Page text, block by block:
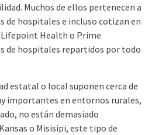
Muchos de ellos pertenecen a
de hospitales e incluso cotizan en
Lifepoint Health o Prime
de hospitales repartidos por todo
estatal o local suponen cerca de
importantes en entornos rurales,
no están demasiado
o Misisipi, este tipo de